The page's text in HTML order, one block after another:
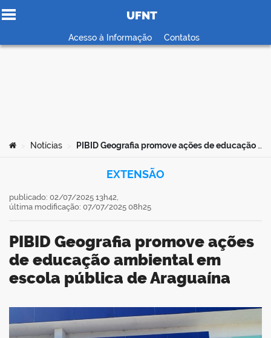
Ir para o conteúdo
UFNT
Acesso à Informação Contatos
Você está aqui:
Notícias PIBID Geografia promove ações de educação ambiental em escola pública de Araguaína
EXTENSÃO
PIBID Geografia promove ações
de educação ambiental em
escola pública de Araguaína
publicado: 02/07/2025 13h42,
última modificação: 07/07/2025 08h25